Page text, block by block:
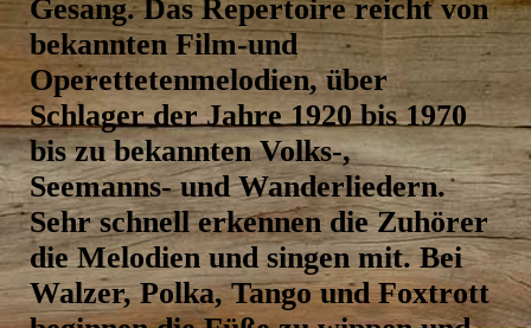
‍Gesang. ‍Das ‍Repertoire ‍reicht ‍von
‍bekannten Film-und
Operettetenmelodien, ‍über
‍Schlager ‍der ‍Jahre ‍1920 ‍bis ‍1970
‍bis ‍zu ‍bekannten ‍Volks-,
‍Seemanns- ‍und ‍Wanderliedern.
‍Sehr ‍schnell ‍erkennen ‍die ‍Zuhörer
‍die ‍Melodien ‍und ‍singen ‍mit. ‍Bei
‍Walzer, ‍Polka, ‍Tango ‍und ‍Foxtrott